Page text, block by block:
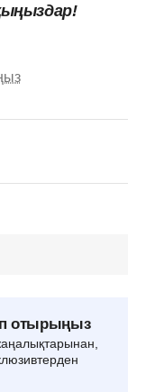
отырыңыз